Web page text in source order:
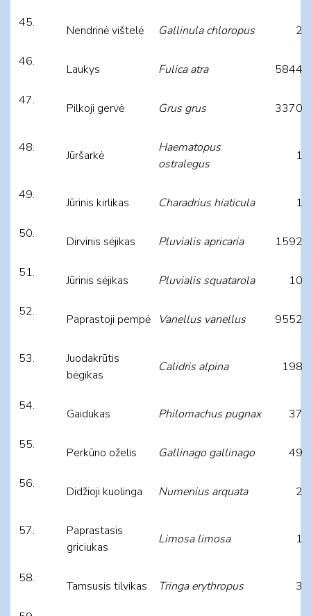
Nendrinė vištelė Gallinula chloropus 2
Laukys Fulica atra 5844
Pilkoji gervė Grus grus 3370
Jūršarkė
Haematopus
ostralegus
1
Jūrinis kirlikas Charadrius hiaticula 1
Dirvinis sėjikas Pluvialis apricaria 1592
Jūrinis sėjikas Pluvialis squatarola 10
Paprastoji pempė Vanellus vanellus 9552
Juodakrūtis
bėgikas
Calidris alpina 198
Gaidukas Philomachus pugnax 37
Perkūno oželis Gallinago gallinago 49
Didžioji kuolinga Numenius arquata 2
Paprastasis
griciukas
Limosa limosa 1
Tamsusis tilvikas Tringa erythropus 3